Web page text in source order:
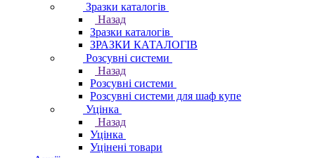
Зразки каталогів
Назад
Зразки каталогів
ЗРАЗКИ КАТАЛОГІВ
Розсувні системи
Назад
Розсувні системи
Розсувні системи для шаф купе
Уцінка
Назад
Уцінка
Уцінені товари